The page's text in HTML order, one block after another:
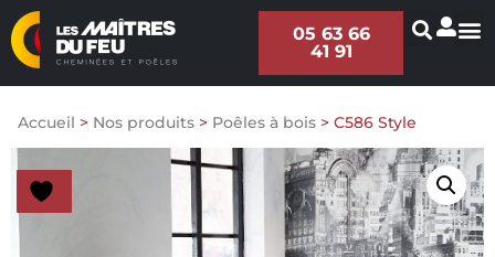
05 63 66
41 91
Accueil > Nos produits > Poêles à bois > C586 Style